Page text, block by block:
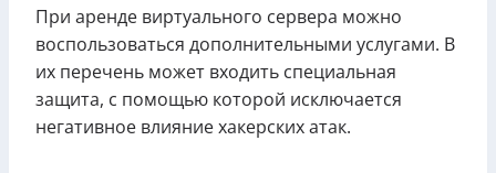
При аренде виртуального сервера можно
воспользоваться дополнительными услугами. В
их перечень может входить специальная
защита, с помощью которой исключается
негативное влияние хакерских атак.